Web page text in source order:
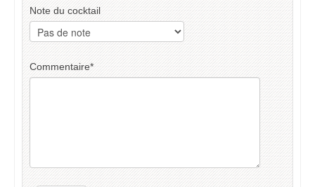
Note du cocktail
Commentaire*